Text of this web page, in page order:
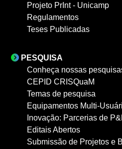
Projeto PrInt - Unicamp
Regulamentos
Teses Publicadas
PESQUISA
Conheça nossas
CEPID CRISQuaM
Temas de pesquisa
Equipamentos Multi-
Inovação: Parcerias de
Editais Abertos
Submissão de Projetos e